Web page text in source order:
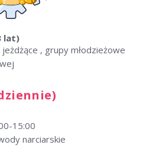
lat)
, grupy młodzieżowe
15:00
narciarskie